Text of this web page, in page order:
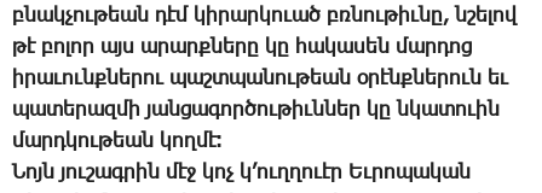
բնակ­չու­թեան դէմ կի­րար­կո­ւած բռնու­թիւ­նը, նշե­լով
թէ բո­լոր այս ա­րարք­նե­րը կը հա­կա­սեն մար­դոց
ի­րա­ւունք­նե­րու պաշտ­պա­նու­թեան օ­րէնք­նե­րուն եւ
պա­տե­րազ­մի յան­ցա­գոր­ծու­թիւն­ներ կը նկա­տո­ւին
մարդ­կու­թեան կող­մէ։
­Նոյն յու­շագ­րին մէջ կոչ կ’ուղ­ղո­ւէր Եւ­րո­պա­կան